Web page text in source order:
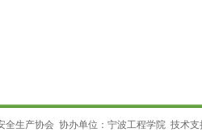
生产协会 协办单位：宁波工程学院 技术支